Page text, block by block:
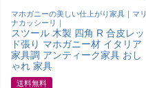
マホガニーの美しい仕上がり家具｜マリ
ナカッシーリ｜
スツール 木製 四角 R 合皮レッ
ド張り マホガニー材 イタリア
家具調 アンティーク家具 おし
ゃれ 家具
送料無料